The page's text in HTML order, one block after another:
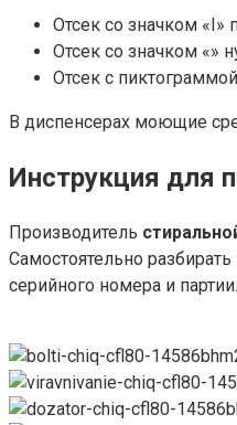
Отсек со значком «I»
Отсек со значком «»
Отсек с
В диспенсерах моющие
Инструкция для
Производитель
Самостоятельно
серийного номера и партии.